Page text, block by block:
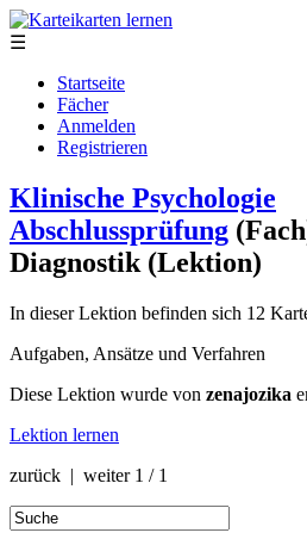
☰
Startseite
Fächer
Anmelden
Registrieren
Klinische Psychologie
Abschlussprüfung
Diagnostik (Lektion)
In dieser Lektion befinden sich 12
Aufgaben, Ansätze und Verfahren
Diese Lektion wurde von zenajozika
Lektion lernen
zurück | weiter 1 / 1